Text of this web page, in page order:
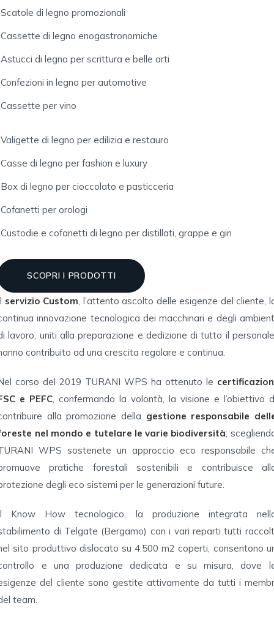
Scatole di legno promozionali
Cassette di legno enogastronomiche
Astucci di legno per scrittura e belle arti
Confezioni in legno per automotive
Cassette per vino
Valigette di legno per edilizia e restauro
Casse di legno per fashion e luxury
Box di legno per cioccolato e pasticceria
Cofanetti per orologi
Custodie e cofanetti di legno per distillati, grappe e gin
SCOPRI I PRODOTTI
servizio Custom, l’attento ascolto delle esigenze del cliente,
innovazione tecnologica dei macchinari e degli
lavoro, uniti alla preparazione e dedizione di tutto il
contribuito ad una crescita regolare e continua.
corso del 2019 TURANI WPS ha ottenuto le
e PEFC, confermando la volontà, la visione e l’obiettivo
alla promozione della gestione responsabile
nel mondo e tutelare le varie biodiversità;
WPS sostenete un approccio eco responsabile
pratiche forestali sostenibili e contribuisce
degli eco sistemi per le generazioni future.
Know How tecnologico, la produzione integrata
di Telgate (Bergamo) con i vari reparti tutti
sito produttivo dislocato su 4.500 m2 coperti, consentono
e una produzione dedicata e su misura, dove
del cliente sono gestite attivamente da tutti i
team.